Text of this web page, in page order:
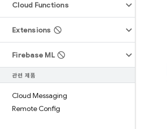
Cloud Functions
Extensions
Firebase ML
관련 제품
Cloud Messaging
Remote Config